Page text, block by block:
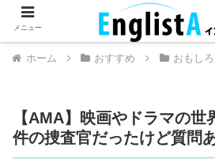
英語が話せるとちょっとハ
ホーム おすすめ おもし
【AMA】映画やドラマの
件の捜査官だったけど質問
メニュー